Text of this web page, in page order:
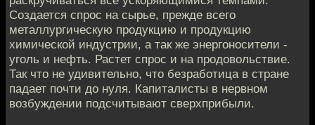
Создается спрос на сырье, прежде всего
металлургическую продукцию и продукцию
химической индустрии, а так же энергоносители -
уголь и нефть. Растет спрос и на продовольствие.
Так что не удивительно, что безработица в стране
падает почти до нуля. Капиталисты в нервном
возбуждении подсчитывают сверхприбыли.